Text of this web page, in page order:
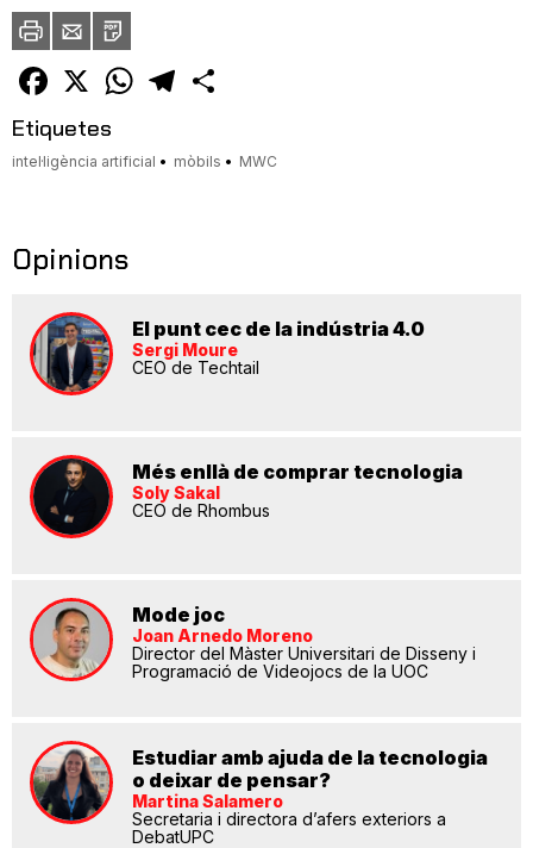
ImprimirEnvia
un
amic
PDF
Facebook
X WhatsAppTelegram
Etiquetes
intel·ligència artificial mòbils MWC
Opinions
El punt cec de la indústria 4.0
Sergi Moure
CEO de Techtail
Més enllà de comprar tecnologia
Soly Sakal
CEO de Rhombus
Mode joc
Joan Arnedo Moreno
Director del Màster Universitari de Disseny i
Programació de Videojocs de la UOC
Estudiar amb ajuda de la tecnologia
o deixar de pensar?
Martina Salamero
Secretaria i directora d’afers exteriors a
DebatUPC